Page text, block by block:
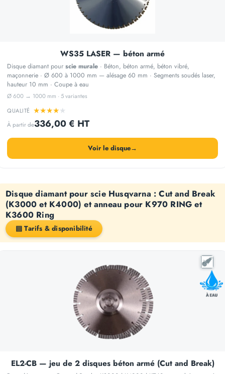
WS35 LASER — béton armé
Disque diamant pour scie murale · Béton, béton armé, béton vibré,
maçonnerie · Ø 600 à 1000 mm — alésage 60 mm · Segments soudés laser,
hauteur 10 mm · Coupe à eau
Ø 600 → 1000 mm · 5 variantes
QUALITÉ ★★★★★
À partir de336,00 € HT
Voir le disque→
Disque diamant pour scie Husqvarna : Cut and Break
(K3000 et K4000) et anneau pour K970 RING et
K3600 Ring
▤ Tarifs & disponibilité
EL2-CB — jeu de 2 disques béton armé (Cut and Break)